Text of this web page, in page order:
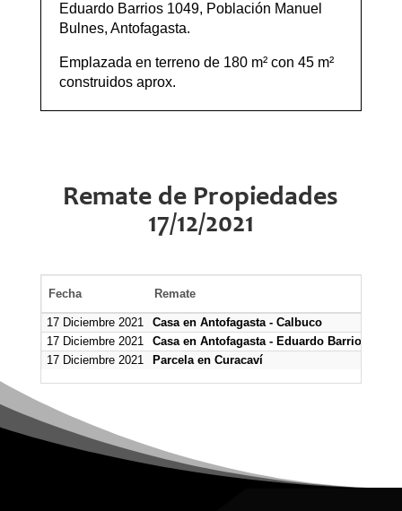
Eduardo Barrios 1049, Población Manuel
Bulnes, Antofagasta.
Emplazada en terreno de 180 m² con 45 m²
construidos aprox.
Remate de Propiedades
17/12/2021
Fecha Remate
17 Diciembre 2021 Casa en Antofagasta - Calbuco
17 Diciembre 2021
Casa en Antofagasta - Eduardo Barrios
17 Diciembre 2021
Parcela en Curacaví